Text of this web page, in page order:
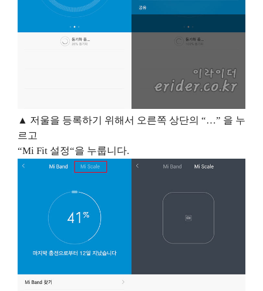
▲ 저울을 등록하기 위해서 오른쪽 상단의 “…” 을 누
르고
“Mi Fit 설정“을 누룹니다.